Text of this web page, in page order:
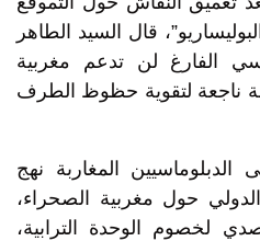
قال السيد الطاهر
الفارغ لن تدعم مغربية
ناجعة لتقوية حظوظ الطرف
المغاربة نهج
حول مغربية الصحراء،
لخصوم الوحدة الترابية،